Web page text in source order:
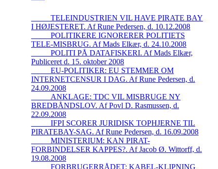
_____TELEINDUSTRIEN VIL HAVE PIRATE BAY
I HØJESTERET. Af Rune Pedersen, d. 10.12.2008
_____POLITIKERE IGNORERER POLITIETS
TELE-MISBRUG. Af Mads Elkær, d. 24.10.2008
_____POLITI PÅ DATAFISKERI. Af Mads Elkær,
Publiceret d. 15. oktober 2008
_____EU-POLITIKER: EU STEMMER OM
INTERNETCENSUR I DAG. Af Rune Pedersen, d.
24.09.2008
_____ANKLAGE: TDC VIL MISBRUGE NY
BREDBÅNDSLOV. Af Povl D. Rasmussen, d.
22.09.2008
_____IFPI SCORER JURIDISK TOPHJERNE TIL
PIRATEBAY-SAG. Af Rune Pedersen, d. 16.09.2008
_____MINISTERIUM: KAN PIRAT-
FORBINDELSER KAPPES?. Af Jacob Ø. Wittorff, d.
19.08.2008
_____FORBRUGERRÅDET: KABEL-KLIPNING